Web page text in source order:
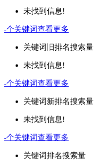
未找到信息!
-个关键词查看更多
关键词 旧排名搜索量
未找到信息!
-个关键词查看更多
关键词新排名搜索量
未找到信息!
-个关键词查看更多
关键词排名搜索量